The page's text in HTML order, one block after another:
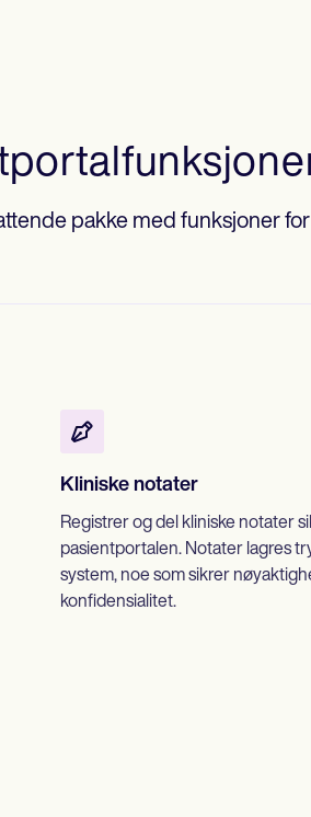
pakke med funksjoner for
Kliniske notater
Registrer og del kliniske notater
pasientportalen. Notater lagres
system, noe som sikrer
konfidensialitet.